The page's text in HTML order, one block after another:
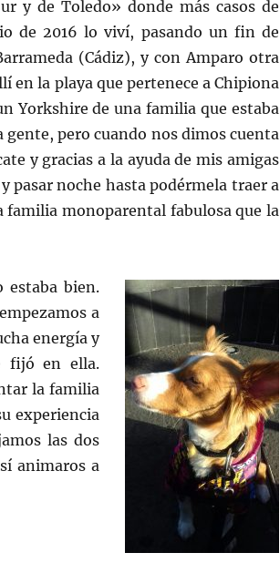
y de Toledo» donde más casos de
de 2016 lo viví, pasando un fin de
(Cádiz), y con Amparo otra
en la playa que pertenece a Chipiona
Yorkshire de una familia que estaba
gente, pero cuando nos dimos cuenta
y gracias a la ayuda de mis amigas
pasar noche hasta podérmela traer a
familia monoparental fabulosa que la
estaba bien.
a
energía y
fijó en ella.
la familia
experiencia
las dos
animaros a